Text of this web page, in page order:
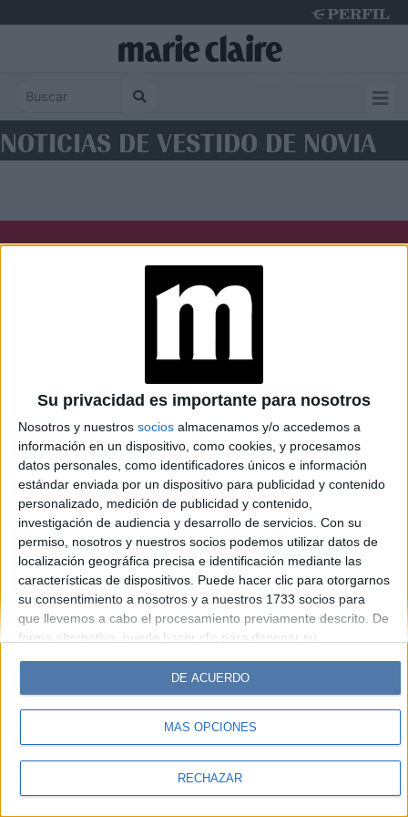
Su privacidad es importante para nosotros
Nosotros y nuestros socios almacenamos y/o accedemos a
información en un dispositivo, como cookies, y procesamos
datos personales, como identificadores únicos e información
estándar enviada por un dispositivo para publicidad y contenido
personalizado, medición de publicidad y contenido,
investigación de audiencia y desarrollo de servicios. Con su
permiso, nosotros y nuestros socios podemos utilizar datos de
localización geográfica precisa e identificación mediante las
características de dispositivos. Puede hacer clic para otorgarnos
su consentimiento a nosotros y a nuestros 1733 socios para
que llevemos a cabo el procesamiento previamente descrito. De
forma alternativa, puede hacer clic para denegar su
cambiar sus preferencias antes de otorgar su consentimiento.
Tenga en cuenta que algún procesamiento de sus datos
personales puede no requerir de su consentimiento, pero usted
tiene el derecho de rechazar tal procesamiento. Sus
sus preferencias o retirar su consentimiento en cualquier
MÁS OPCIONES
RECHAZAR
DE ACUERDO
NOTICIAS DE VESTIDO DE NOVIA
Caras Noticias
Weekend Parabrisas
Look
Luz Mía Lunateen Break BATimes
© Perfil.com 2006-2019 - Todos los derechos reservados
Registro de Propiedad Intelectual: Nro. 5346433